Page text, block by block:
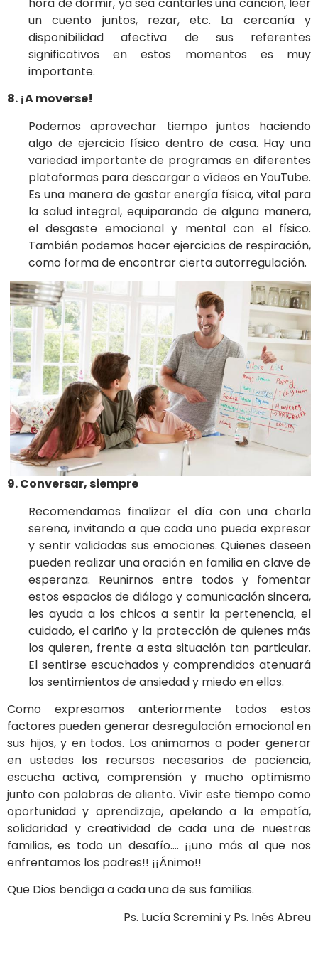
un cuento juntos, rezar, etc. La cercanía y
disponibilidad afectiva de sus referentes
significativos en estos momentos es muy
importante.
8. ¡A moverse!
Podemos aprovechar tiempo juntos haciendo
algo de ejercicio físico dentro de casa. Hay una
variedad importante de programas en diferentes
plataformas para descargar o vídeos en YouTube.
Es una manera de gastar energía física, vital para
la salud integral, equiparando de alguna manera,
el desgaste emocional y mental con el físico.
También podemos hacer ejercicios de respiración,
como forma de encontrar cierta autorregulación.
9. Conversar, siempre
Recomendamos finalizar el día con una charla
serena, invitando a que cada uno pueda expresar
y sentir validadas sus emociones. Quienes deseen
pueden realizar una oración en familia en clave de
esperanza. Reunirnos entre todos y fomentar
estos espacios de diálogo y comunicación sincera,
les ayuda a los chicos a sentir la pertenencia, el
cuidado, el cariño y la protección de quienes más
los quieren, frente a esta situación tan particular.
El sentirse escuchados y comprendidos atenuará
los sentimientos de ansiedad y miedo en ellos.
Como expresamos anteriormente todos estos
factores pueden generar desregulación emocional en
sus hijos, y en todos. Los animamos a poder generar
en ustedes los recursos necesarios de paciencia,
escucha activa, comprensión y mucho optimismo
junto con palabras de aliento. Vivir este tiempo como
oportunidad y aprendizaje, apelando a la empatía,
solidaridad y creatividad de cada una de nuestras
familias, es todo un desafío…. ¡¡uno más al que nos
enfrentamos los padres!! ¡¡Ánimo!!
Que Dios bendiga a cada una de sus familias.
Ps. Lucía Scremini y Ps. Inés Abreu